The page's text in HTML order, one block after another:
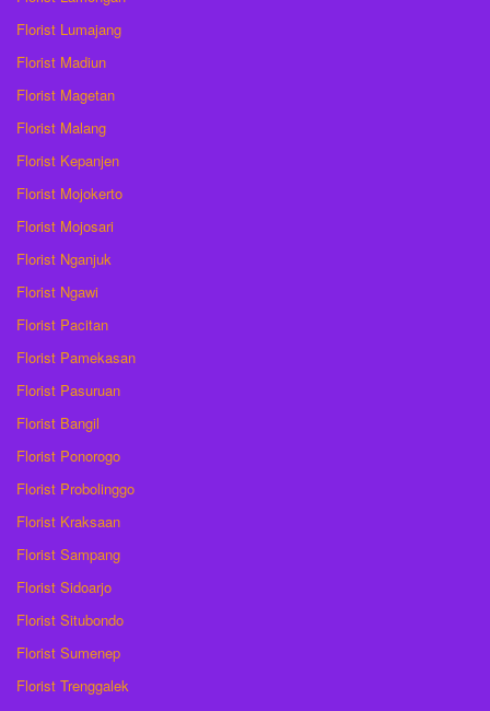
Florist Lumajang
Florist Madiun
Florist Magetan
Florist Malang
Florist Kepanjen
Florist Mojokerto
Florist Mojosari
Florist Nganjuk
Florist Ngawi
Florist Pacitan
Florist Pamekasan
Florist Pasuruan
Florist Bangil
Florist Ponorogo
Florist Probolinggo
Florist Kraksaan
Florist Sampang
Florist Sidoarjo
Florist Situbondo
Florist Sumenep
Florist Trenggalek